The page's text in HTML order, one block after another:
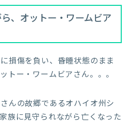
、オットー・ワームビア
損傷を負い、昏睡状態のまま
トー・ワームビアさん。。。
んの故郷であるオハイオ州シ
族に見守られながら亡くなった